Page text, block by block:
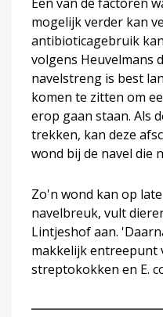
mogelijk verder kan
antibioticagebruik
volgens Heuvelmans
navelstreng is best
komen te zitten om
erop gaan staan. Als
trekken, kan deze
wond bij de navel die
Zo'n wond kan op
navelbreuk, vult
Lintjeshof aan.
makkelijk entreepunt
streptokokken en E.